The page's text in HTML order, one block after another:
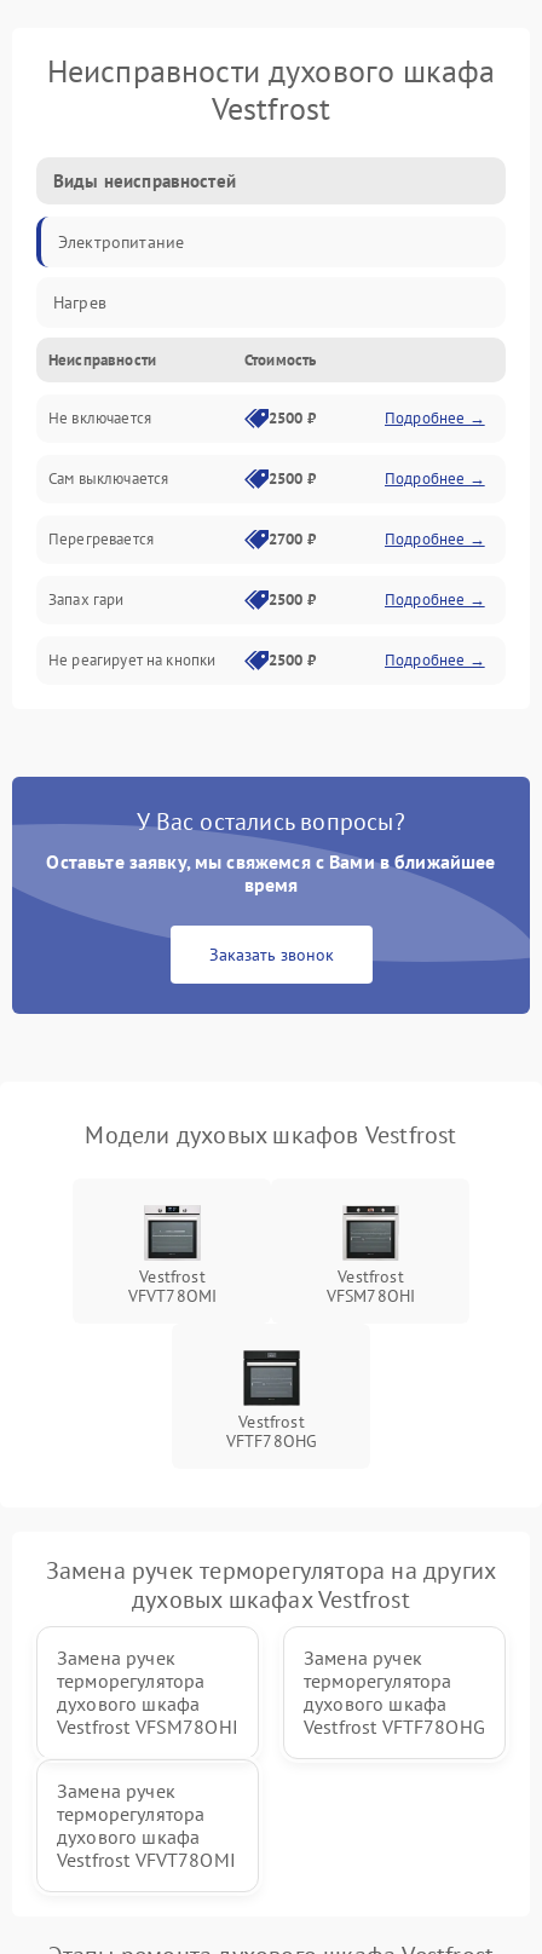
Неисправности духового шкафа
Vestfrost
Виды неисправностей
Электропитание
Нагрев
Неисправности Стоимость
Не включается 2500 ₽ Подробнее →
Сам выключается 2500 ₽ Подробнее →
Перегревается 2700 ₽ Подробнее →
Запах гари 2500 ₽ Подробнее →
Не реагирует на кнопки 2500 ₽ Подробнее →
У Вас остались вопросы?
Оставьте заявку, мы свяжемся с Вами в ближайшее
время
Заказать звонок
Модели духовых шкафов Vestfrost
Vestfrost
VFVT78OMI
Vestfrost
VFSM78OHI
Vestfrost
VFTF78OHG
Замена ручек терморегулятора на других
духовых шкафах Vestfrost
Замена ручек
терморегулятора
духового шкафа
Vestfrost VFSM78OHI
Замена ручек
терморегулятора
духового шкафа
Vestfrost VFTF78OHG
Замена ручек
терморегулятора
духового шкафа
Vestfrost VFVT78OMI